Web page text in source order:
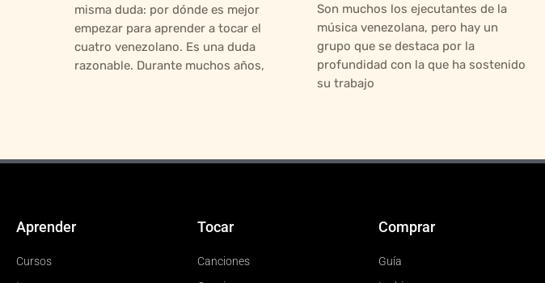
misma duda: por dónde es mejor
empezar para aprender a tocar el
cuatro venezolano. Es una duda
razonable. Durante muchos años,
Son muchos los ejecutantes de la
música venezolana, pero hay un
grupo que se destaca por la
profundidad con la que ha sostenido
su trabajo
Aprender
Cursos
Tocar
Canciones
Comprar
Guía